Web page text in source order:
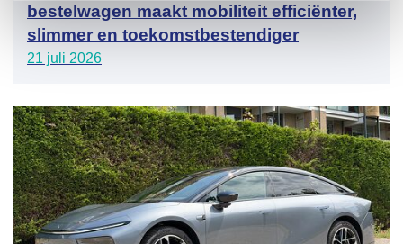
bestelwagen maakt mobiliteit efficiënter,
slimmer en toekomstbestendiger
21 juli 2026